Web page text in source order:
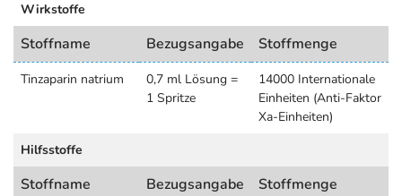
Wirkstoffe
Stoffname Bezugsangabe Stoffmenge
Tinzaparin natrium
0,7 ml Lösung =
1 Spritze
14000 Internationale
Einheiten (Anti-Faktor
Xa-Einheiten)
Hilfsstoffe
Stoffname Bezugsangabe Stoffmenge